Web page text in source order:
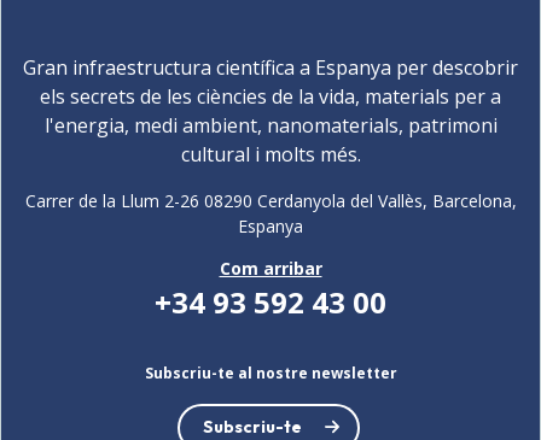
Gran infraestructura científica a Espanya per descobrir
els secrets de les ciències de la vida, materials per a
l'energia, medi ambient, nanomaterials, patrimoni
cultural i molts més.
Carrer de la Llum 2-26 08290 Cerdanyola del Vallès, Barcelona,
Espanya
Com arribar
+34 93 592 43 00
Subscriu-te al nostre newsletter
Subscriu-te